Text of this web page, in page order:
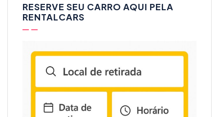
RESERVE SEU CARRO AQUI PELA
RENTALCARS